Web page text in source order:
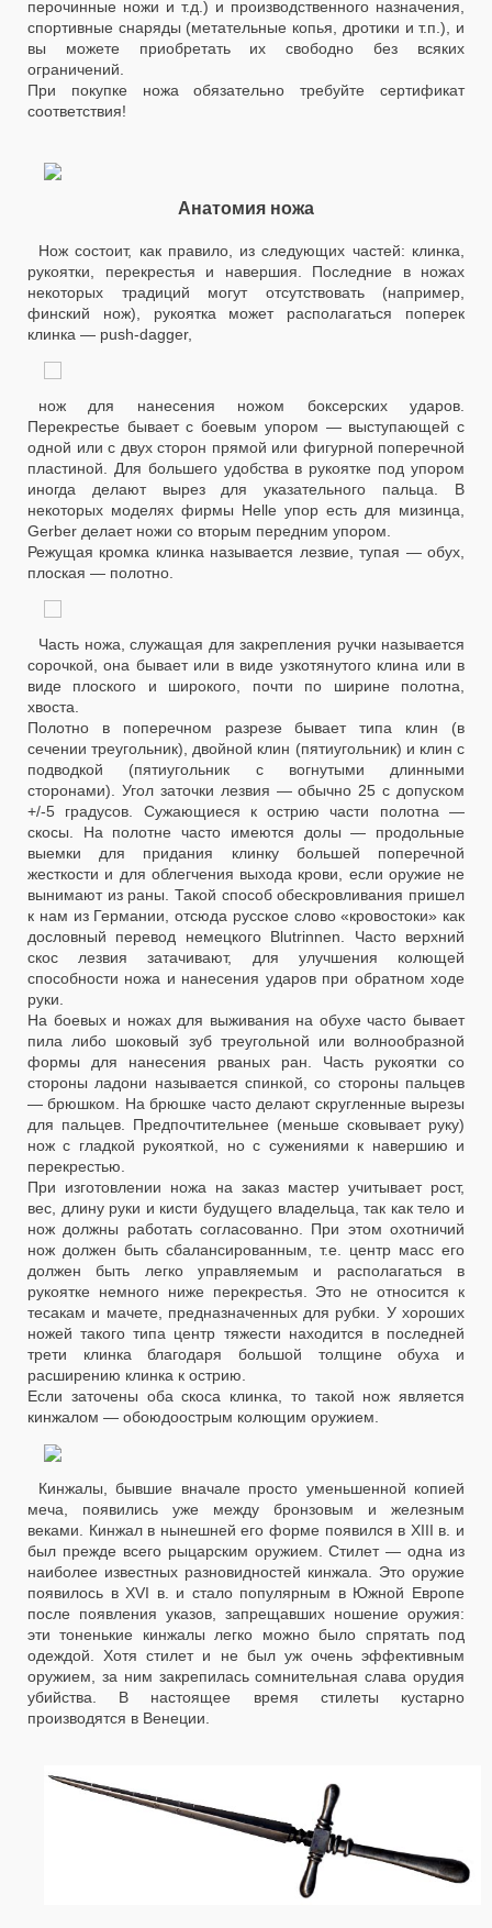
перочинные ножи и т.д.) и производственного назначения,
спортивные снаряды (метательные копья, дротики и т.п.), и
вы можете приобретать их свободно без всяких
ограничений.
При покупке ножа обязательно требуйте сертификат
соответствия!
Анатомия ножа
Нож состоит, как правило, из следующих частей: клинка,
рукоятки, перекрестья и навершия. Последние в ножах
некоторых традиций могут отсутствовать (например,
финский нож), рукоятка может располагаться поперек
клинка — push-dagger,
нож для нанесения ножом боксерских ударов.
Перекрестье бывает с боевым упором — выступающей с
одной или с двух сторон прямой или фигурной поперечной
пластиной. Для большего удобства в рукоятке под упором
иногда делают вырез для указательного пальца. В
некоторых моделях фирмы Helle упор есть для мизинца,
Gerber делает ножи со вторым передним упором.
Режущая кромка клинка называется лезвие, тупая — обух,
плоская — полотно.
Часть ножа, служащая для закрепления ручки называется
сорочкой, она бывает или в виде узкотянутого клина или в
виде плоского и широкого, почти по ширине полотна,
хвоста.
Полотно в поперечном разрезе бывает типа клин (в
сечении треугольник), двойной клин (пятиугольник) и клин с
подводкой (пятиугольник с вогнутыми длинными
сторонами). Угол заточки лезвия — обычно 25 с допуском
+/-5 градусов. Сужающиеся к острию части полотна —
скосы. На полотне часто имеются долы — продольные
выемки для придания клинку большей поперечной
жесткости и для облегчения выхода крови, если оружие не
вынимают из раны. Такой способ обескровливания пришел
к нам из Германии, отсюда русское слово «кровостоки» как
дословный перевод немецкого Blutrinnen. Часто верхний
скос лезвия затачивают, для улучшения колющей
способности ножа и нанесения ударов при обратном ходе
руки.
На боевых и ножах для выживания на обухе часто бывает
пила либо шоковый зуб треугольной или волнообразной
формы для нанесения рваных ран. Часть рукоятки со
стороны ладони называется спинкой, со стороны пальцев
— брюшком. На брюшке часто делают скругленные вырезы
для пальцев. Предпочтительнее (меньше сковывает руку)
нож с гладкой рукояткой, но с сужениями к навершию и
перекрестью.
При изготовлении ножа на заказ мастер учитывает рост,
вес, длину руки и кисти будущего владельца, так как тело и
нож должны работать согласованно. При этом охотничий
нож должен быть сбалансированным, т.е. центр масс его
должен быть легко управляемым и располагаться в
рукоятке немного ниже перекрестья. Это не относится к
тесакам и мачете, предназначенных для рубки. У хороших
ножей такого типа центр тяжести находится в последней
трети клинка благодаря большой толщине обуха и
расширению клинка к острию.
Если заточены оба скоса клинка, то такой нож является
кинжалом — обоюдоострым колющим оружием.
Кинжалы, бывшие вначале просто уменьшенной копией
меча, появились уже между бронзовым и железным
веками. Кинжал в нынешней его форме появился в XIII в. и
был прежде всего рыцарским оружием. Стилет — одна из
наиболее известных разновидностей кинжала. Это оружие
появилось в XVI в. и стало популярным в Южной Европе
после появления указов, запрещавших ношение оружия:
эти тоненькие кинжалы легко можно было спрятать под
одеждой. Хотя стилет и не был уж очень эффективным
оружием, за ним закрепилась сомнительная слава орудия
убийства. В настоящее время стилеты кустарно
производятся в Венеции.